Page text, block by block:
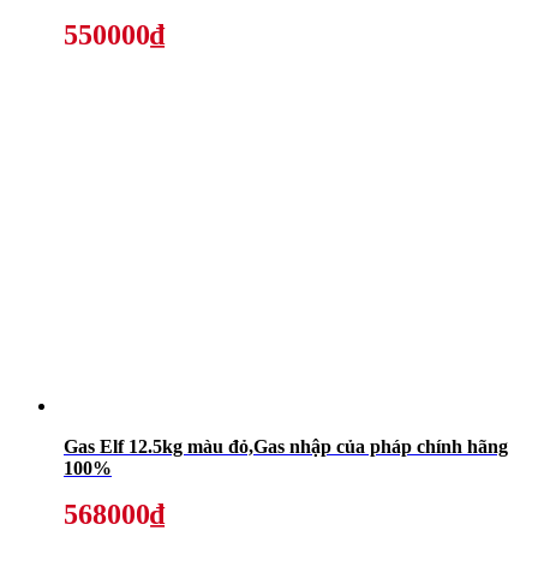
550000₫
Gas Elf 12.5kg màu đỏ,Gas nhập của pháp chính hãng
100%
568000₫